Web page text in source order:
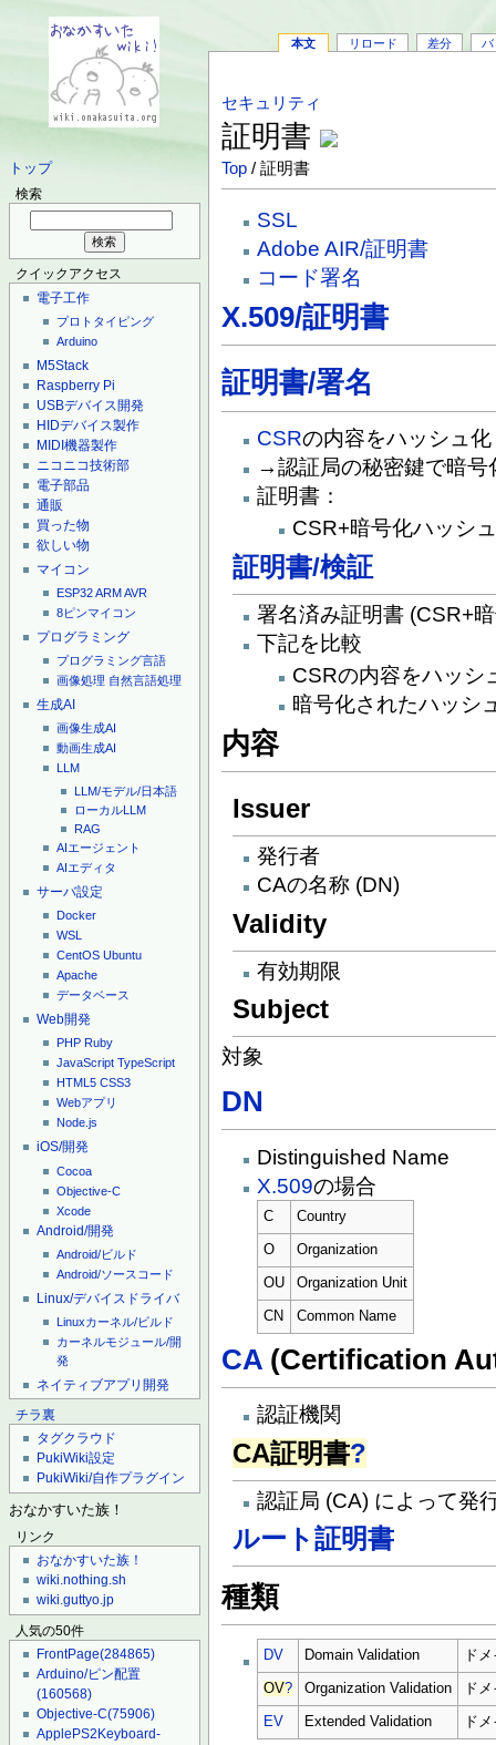
トップ
検索
クイックアクセス
電子工作
プロトタイピング
Arduino
M5Stack
Raspberry Pi
USBデバイス開発
HIDデバイス製作
MIDI機器製作
ニコニコ技術部
電子部品
通販
買った物
欲しい物
マイコン
ESP32ARMAVR
8ピンマイコン
プログラミング
プログラミング言語
画像処理 自然言語処理
生成AI
画像生成AI
動画生成AI
LLM
LLM/モデル/日本語
ローカルLLM
RAG
AIエージェント
AIエディタ
サーバ設定
Docker
WSL
CentOS Ubuntu
Apache
データベース
Web開発
PHP Ruby
JavaScript TypeScript
HTML5 CSS3
Webアプリ
Node.js
iOS/開発
Cocoa
Objective-C
Xcode
Android/開発
Android/ビルド
Android/ソースコード
Linux/デバイスドライバ
Linuxカーネル/ビルド
カーネルモジュール/開
発
ネイティブアプリ開発
チラ裏
タグクラウド
PukiWiki設定
PukiWiki/自作プラグイン
おなかすいた族！
リンク
おなかすいた族！
wiki.nothing.sh
wiki.guttyo.jp
人気の50件
FrontPage(284865)
Arduino/ピン配置
(160568)
Objective-C(75906)
ApplePS2Keyboard-
本文 リロード 差分 バ
セキュリティ
証明書
Top / 証明書
SSL
Adobe AIR/証明書
コード署名
X.509/証明書
証明書/署名
CSRの内容をハッシュ化
→認証局の秘密鍵で暗号
証明書：
CSR+暗号化ハッシ
証明書/検証
署名済み証明書 (CSR+
下記を比較
CSRの内容をハッシ
暗号化されたハッシ
内容
Issuer
発行者
CAの名称 (DN)
Validity
有効期限
Subject
対象
DN
Distinguished Name
X.509の場合
C Country
O Organization
OU Organization Unit
CN Common Name
CA (Certification
認証機関
CA証明書?
認証局 (CA) によって発
ルート証明書
種類
DV Domain Validation ド
OV? Organization Validation ド
EV Extended Validation ド